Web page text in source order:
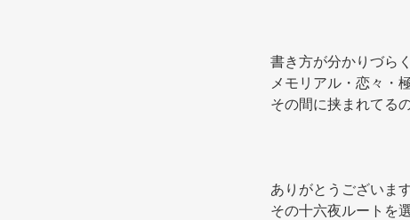
書き方が分かりづら
メモリアル・恋々・
その間に挟まれてる
ありがとうございま
その十六夜ルートを